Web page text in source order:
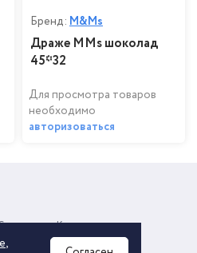
Бренд: M&Ms
Драже MMs шоколад
45*32
Для просмотра товаров
необходимо
авторизоваться
персональных данных
Контакты
,